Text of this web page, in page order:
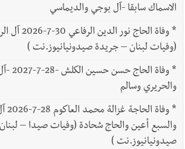
الاسماك سابقا -آل بوجي والديماسي
*
وفاة الحاج
(وفيات لبنان – جريدة صيدونيانيوز.نت )
*
وفاة
والحريري وسالم
*
والسبع أعين والحاج شحادة (وفيات صيدا –
صيدونيانيوز.نت )